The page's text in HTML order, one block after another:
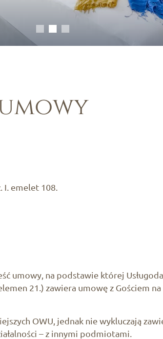
I. emelet 108.
umowy, na podstawie której
21.) zawiera umowę z Gościem
OWU, jednak nie wykluczają
– z innymi podmiotami.